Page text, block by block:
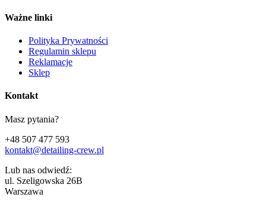
Ważne linki
Polityka Prywatności
Regulamin sklepu
Reklamacje
Sklep
Kontakt
Masz pytania?
+48 507 477 593
kontakt@detailing-crew.pl
Lub nas odwiedź:
ul. Szeligowska 26B
Warszawa